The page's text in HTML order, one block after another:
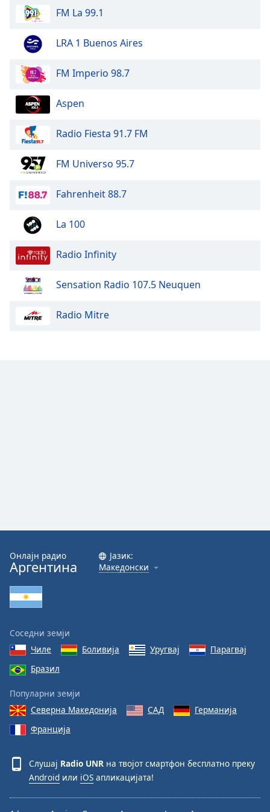
window.
Escape
cancel
and
window.
Color
Text
Background
Font
Family
Close
Modal
Dialog
End
dialog
window.
FM La 99.1
LRA 1 Buenos Aires
FM Imperio 98.7
Aspen
Radio Fiesta 91.7 FM
FM Universo 95.7
Fahrenheit 88.7
La 100
Radio Infinity
Sensation Radio 107.5 Neuquen
Radio Mitre
Онлајн радио
Аргентина
Јазик:
Македонски
Соседни земји
Чиле
Боливија Уругвај
Парагвај
Бразил
Популарни земји
Северна Македонија
САД
Германија
Франција
Слушај Radio UNR на твојот смартфон бесплатно преку
Android или iOS апликацијата!